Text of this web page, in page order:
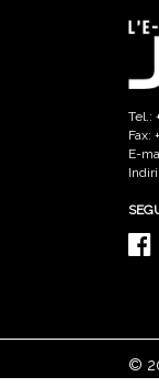
Tel.:
Fax:
E-
©